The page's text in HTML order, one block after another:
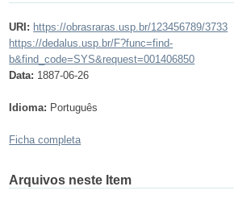
URI: https://obrasraras.usp.br/123456789/3733
https://dedalus.usp.br/F?func=find-
b&find_code=SYS&request=001406850
Data: 1887-06-26
Idioma: Português
Ficha completa
Arquivos neste Item